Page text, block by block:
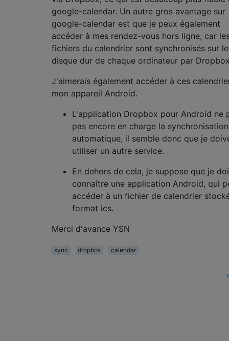
google-calendar. Un autre gros avantage sur
google-calendar est que je peux également
accéder à mes rendez-vous hors ligne, car
fichiers du calendrier sont synchronisés sur le
disque dur de chaque ordinateur par
J'aimerais également accéder à ces
mon appareil Android.
L'application Dropbox pour Android ne
pas encore en charge la synchronisation
automatique, il semble donc que je
utiliser un autre service.
En dehors de cela, je suppose que je
connaître une application Android, qui
accéder à un fichier de calendrier
format ics.
Merci d'avance YSN
sync dropbox calendar